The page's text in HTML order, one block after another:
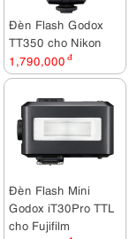
Đèn Flash Godox
TT350 cho Nikon
1,790,000 đ
Đèn Flash Mini
Godox iT30Pro TTL
cho Fujifilm